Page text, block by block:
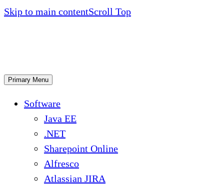
Skip to main contentScroll Top
Primary Menu
Software
Java EE
.NET
Sharepoint Online
Alfresco
Atlassian JIRA